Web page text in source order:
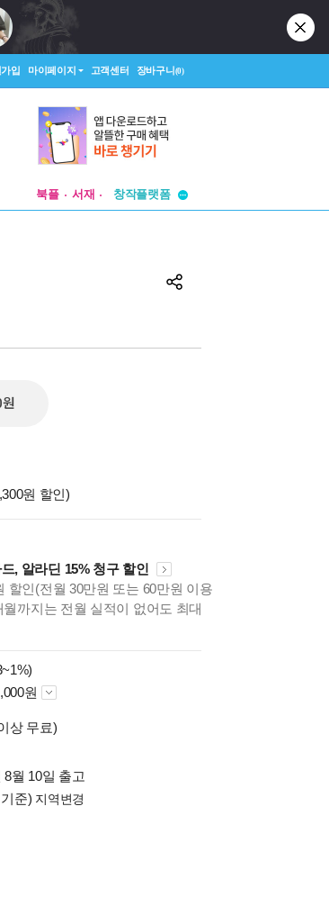
입 마이페이지 고객센터 장바구니(0)
북플 서재
창작플랫폼
원 할인)
, 알라딘 15% 청구 할인
할인(전월 30만원 또는 60만원 이용
까지는 전월 실적이 없어도 최대
원
상 무료)
월 10일 출고
준) 지역변경